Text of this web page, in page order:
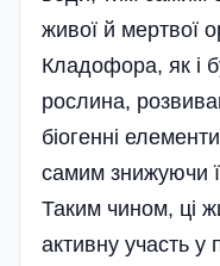
живої й мертвої
Кладофора, як і
рослина,
біогенні
самим знижуючи
Таким чином, ці
активну участь